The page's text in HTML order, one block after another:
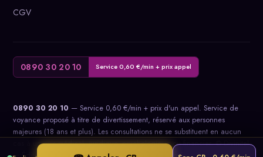
CGV
0890 30 20 10 Service 0,60 €/min + prix appel
0890 30 20 10 — Service 0,60 €/min + prix d'un appel. Service de
voyance proposé à titre de divertissement, réservé aux personnes
majeures (18 ans et plus). Les consultations ne se substituent en aucun
cas à un avis médical, juridique, psychologique ou financier. © Divinitel